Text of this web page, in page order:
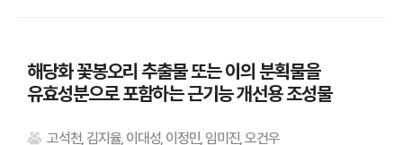
해당화 꽃봉오리 추출물 또는 이의 분획물을
유효성분으로 포함하는 근기능 개선용 조성물
고석천, 김지율, 이대성, 이정민, 임미진, 오건우